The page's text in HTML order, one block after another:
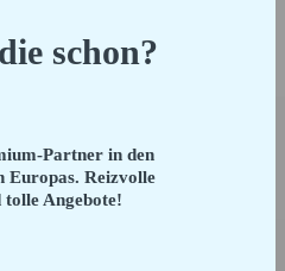
schon?
Partner in den
Europas. Reizvolle
tolle Angebote!